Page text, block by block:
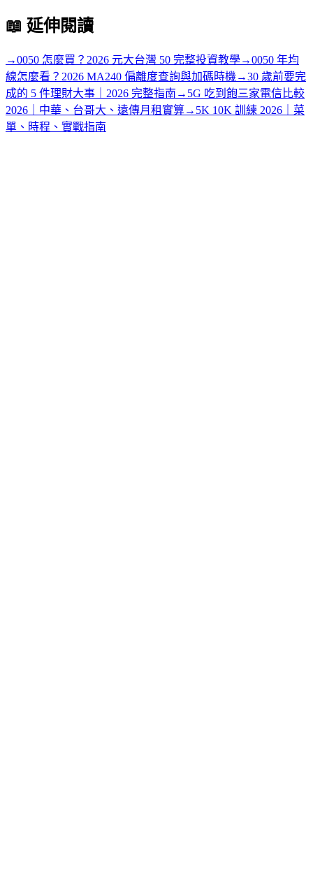
📖 延伸閱讀
→0050 怎麼買？2026 元大台灣 50 完整投資教學→0050 年均
線怎麼看？2026 MA240 偏離度查詢與加碼時機 →30 歲前要完
成的 5 件理財大事｜2026 完整指南 → 5G 吃到飽三家電信比較
2026｜中華、台哥大、遠傳月租實算→ 5K 10K 訓練 2026｜菜
單、時程、實戰指南